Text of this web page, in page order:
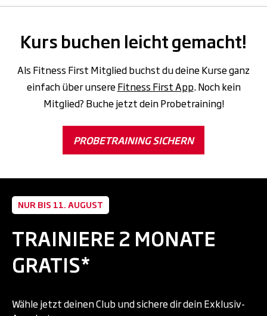
Kurs buchen leicht gemacht!
Als Fitness First Mitglied buchst du deine Kurse ganz
einfach über unsereFitness First App. Noch kein
Mitglied? Buche jetzt dein Probetraining!
PROBETRAINING SICHERN
NUR BIS 11. AUGUST
TRAINIERE 2 MONATE
GRATIS*
Wähle jetzt deinen Club und sichere dir dein Exklusiv-